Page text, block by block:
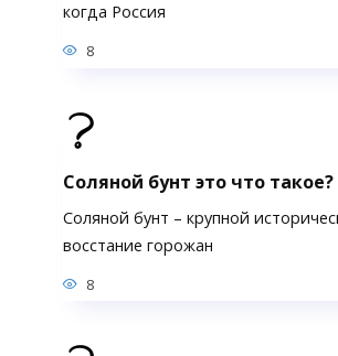
когда Россия
8
Соляной бунт это что такое?
Соляной бунт – крупной
восстание горожан
8